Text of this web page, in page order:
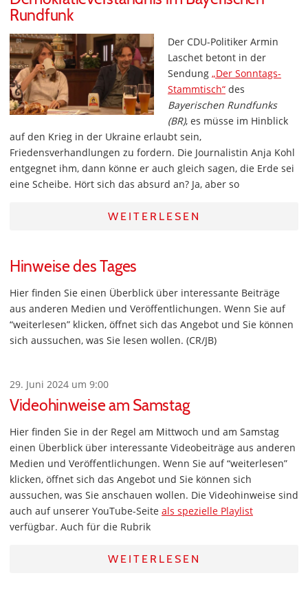
Rundfunk
Der CDU-Politiker Armin
Laschet betont in der
Sendung „Der Sonntags-
Stammtisch“ des
Bayerischen Rundfunks
(BR), es müsse im Hinblick
auf den Krieg in der Ukraine erlaubt sein,
Friedensverhandlungen zu fordern. Die Journalistin Anja Kohl
entgegnet ihm, dann könne er auch gleich sagen, die Erde sei
eine Scheibe. Hört sich das absurd an? Ja, aber so
WEITERLESEN
Hinweise des Tages
Hier finden Sie einen Überblick über interessante Beiträge
aus anderen Medien und Veröffentlichungen. Wenn Sie auf
“weiterlesen” klicken, öffnet sich das Angebot und Sie können
sich aussuchen, was Sie lesen wollen. (CR/JB)
29. Juni 2024 um 9:00
Videohinweise am Samstag
Hier finden Sie in der Regel am Mittwoch und am Samstag
einen Überblick über interessante Videobeiträge aus anderen
Medien und Veröffentlichungen. Wenn Sie auf “weiterlesen”
klicken, öffnet sich das Angebot und Sie können sich
aussuchen, was Sie anschauen wollen. Die Videohinweise sind
auch auf unserer YouTube-Seite als spezielle Playlist
verfügbar. Auch für die Rubrik
WEITERLESEN